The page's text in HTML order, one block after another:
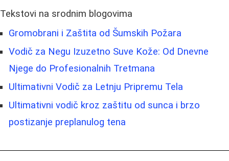
Tekstovi na srodnim blogovima
Gromobrani i Zaštita od Šumskih Požara
Vodič za Negu Izuzetno Suve Kože: Od Dnevne
Njege do Profesionalnih Tretmana
Ultimativni Vodič za Letnju Pripremu Tela
Ultimativni vodič kroz zaštitu od sunca i brzo
postizanje preplanulog tena